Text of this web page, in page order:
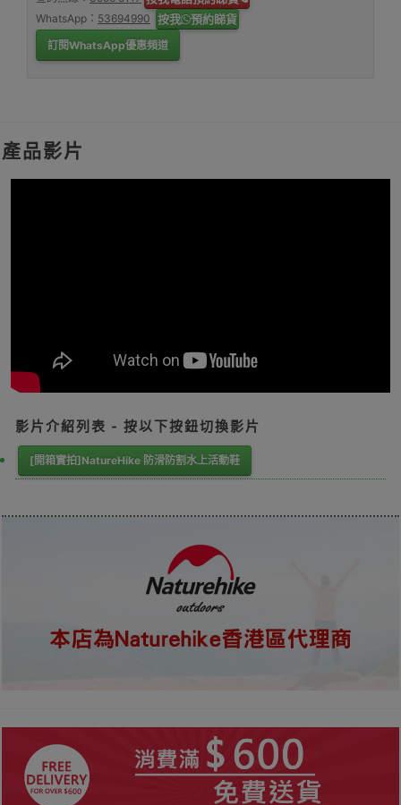
WhatsApp： 53694990 按我 預約睇貨
訂閱WhatsApp優惠頻道
產品影片
影片介紹列表 - 按以下按鈕切換影片
[開箱實拍]NatureHike 防滑防割水上活動鞋